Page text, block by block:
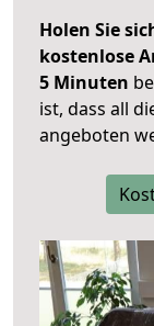
Holen Sie
kostenlose
5 Minuten
ist, dass all
angeboten